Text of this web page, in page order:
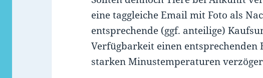
eine taggleiche Email mit Foto als
entsprechende (ggf. anteilige)
Verfügbarkeit einen entsprechenden
starken Minustemperaturen